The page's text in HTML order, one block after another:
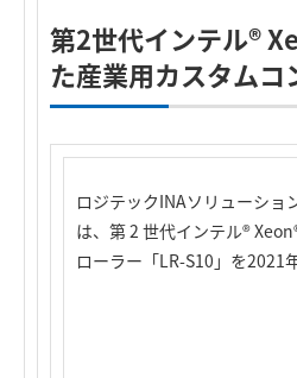
第2世代インテル®
た産業用カスタムコ
ロジテックINAソリューシ
は、第 2 世代インテル®
ローラー「LR-S10」を2021